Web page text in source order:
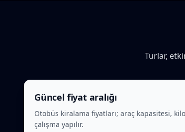
Turlar,
Güncel fiyat aralığı
Otobüs kiralama fiyatları; araç kapasitesi,
çalışma yapılır.